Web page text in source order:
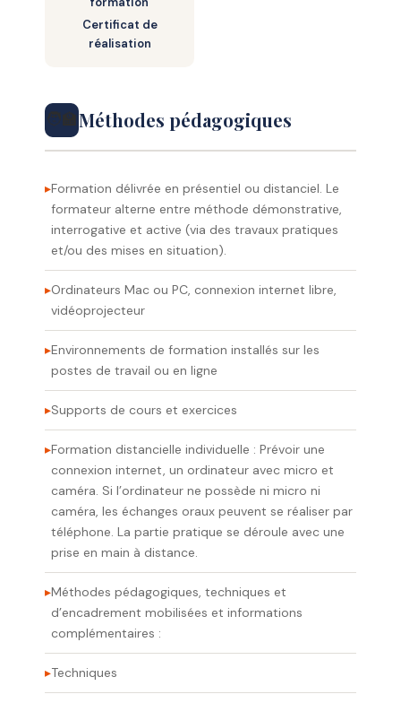
Certificat de
réalisation
🧑‍🏫Méthodes pédagogiques
Formation délivrée en présentiel ou distanciel. Le
formateur alterne entre méthode démonstrative,
interrogative et active (via des travaux pratiques
et/ou des mises en situation).
Ordinateurs Mac ou PC, connexion internet libre,
vidéoprojecteur
Environnements de formation installés sur les
postes de travail ou en ligne
Supports de cours et exercices
Formation distancielle individuelle : Prévoir une
connexion internet, un ordinateur avec micro et
caméra. Si l’ordinateur ne possède ni micro ni
caméra, les échanges oraux peuvent se réaliser par
téléphone. La partie pratique se déroule avec une
prise en main à distance.
Méthodes pédagogiques, techniques et
d’encadrement mobilisées et informations
complémentaires :
Techniques